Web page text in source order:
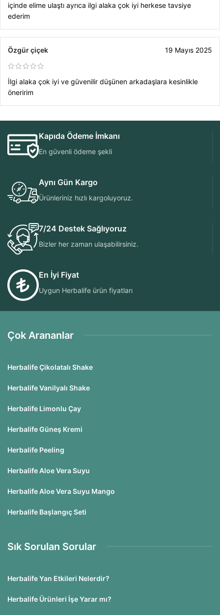
içinde elime ulaştı ayrıca ilgi alaka çok iyi herkese tavsiye
ederim
Özgür çiçek 19 Mayıs 2025
İlgi alaka çok iyi ve güvenilir düşünen arkadaşlara kesinlikle
öneririm
Kapıda Ödeme İmkanı
En güvenli ödeme şekli
Aynı Gün Kargo
Ürünleriniz hızlı kargoluyoruz.
7/24 Destek Sağlıyoruz
Bizler her zaman ulaşabilirsiniz.
En İyi Fiyat
Uygun Herbalife ürün fiyatları
Çok Arananlar
Herbalife Çikolatalı Shake
Herbalife Vanilyalı Shake
Herbalife Limonlu Çay
Herbalife Güneş Kremi
Herbalife Peeling
Herbalife Aloe Vera Suyu
Herbalife Aloe Vera Suyu Mango
Herbalife Başlangıç Seti
Sık Sorulan Sorular
Herbalife Yan Etkileri Nelerdir?
Herbalife Ürünleri İşe Yarar mı?